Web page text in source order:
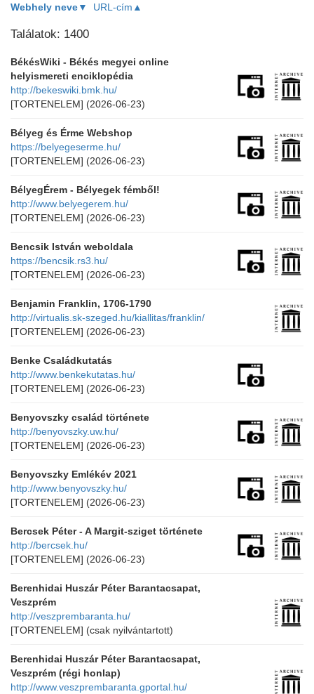
Webhely neve▼ URL-cím▲
Találatok: 1400
BékésWiki - Békés megyei online
helyismereti enciklopédia
http://bekeswiki.bmk.hu/
[TORTENELEM] (2026-06-23)
Bélyeg és Érme Webshop
https://belyegeserme.hu/
[TORTENELEM] (2026-06-23)
BélyegÉrem - Bélyegek fémből!
http://www.belyegerem.hu/
[TORTENELEM] (2026-06-23)
Bencsik István weboldala
https://bencsik.rs3.hu/
[TORTENELEM] (2026-06-23)
Benjamin Franklin, 1706-1790
http://virtualis.sk-szeged.hu/kiallitas/franklin/
[TORTENELEM] (2026-06-23)
Benke Családkutatás
http://www.benkekutatas.hu/
[TORTENELEM] (2026-06-23)
Benyovszky család története
http://benyovszky.uw.hu/
[TORTENELEM] (2026-06-23)
Benyovszky Emlékév 2021
http://www.benyovszky.hu/
[TORTENELEM] (2026-06-23)
Bercsek Péter - A Margit-sziget története
http://bercsek.hu/
[TORTENELEM] (2026-06-23)
Berenhidai Huszár Péter Barantacsapat,
Veszprém
http://veszprembaranta.hu/
[TORTENELEM] (csak nyilvántartott)
Berenhidai Huszár Péter Barantacsapat,
Veszprém (régi honlap)
http://www.veszprembaranta.gportal.hu/